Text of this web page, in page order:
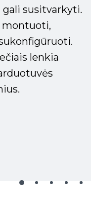
susitvarkyti.
montuoti,
lenkia